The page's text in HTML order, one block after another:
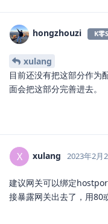
hongzhouzi K零S
xulang
目前还没有把这部分作为
面会把这部分完善进去。
X xulang 2023年2月
建议网关可以绑定
接暴露网关出去了，用80